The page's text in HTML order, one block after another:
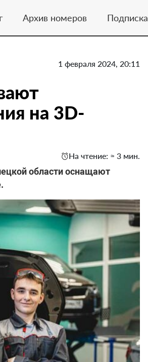
Архив номеров Подписка
1 февраля 2024, 20:11
на 3D-
На чтение: ≈ 3 мин.
области оснащают